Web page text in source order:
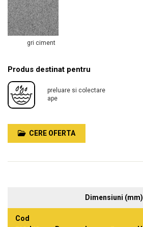
gri ciment
Produs destinat pentru
preluare si colectare
ape
CERE OFERTA
Dimensiuni (mm)
Cod